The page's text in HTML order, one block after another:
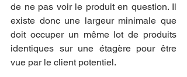
de ne pas voir le produit en question. Il
existe donc une largeur minimale que
doit occuper un même lot de produits
identiques sur une étagère pour être
vue par le client potentiel.